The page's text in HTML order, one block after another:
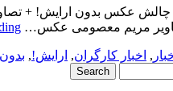
عکس بدون ارایش! +
مریم معصومی عکس…
, اخبار کارگران, ارایش!, بدون